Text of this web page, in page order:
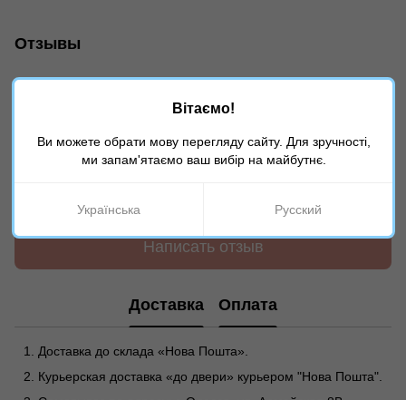
Отзывы
Написать отзыв
Доставка Оплата
Доставка до склада «Нова Пошта».
Курьерская доставка «до двери» курьером "Нова Пошта".
Вітаємо!
Ви можете обрати мову перегляду сайту. Для зручності,
ми запам'ятаємо ваш вибір на майбутнє.
Українська Русский